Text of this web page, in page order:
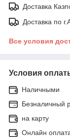
Доставка
Доставка по
Все условия
Условия
Наличными
Безналичный
на карту
Онлайн